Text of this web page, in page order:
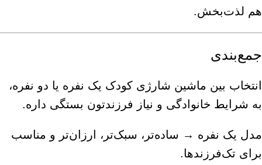
هم لذت‌بخش.
جمع‌بندی
انتخاب بین ماشین شارژی کودک یک نفره یا دو نفره،
به شرایط خانوادگی و نیاز فرزندتون بستگی داره.
مدل یک نفره → ساده‌تر، سبک‌تر، ارزان‌تر و مناسب
برای تک‌فرزندها.